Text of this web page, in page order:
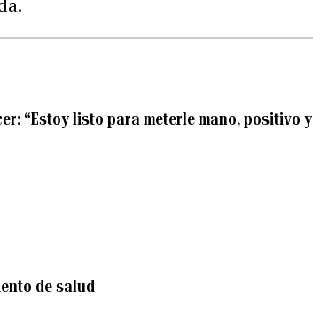
“Estoy listo para meterle mano, positivo y
de salud